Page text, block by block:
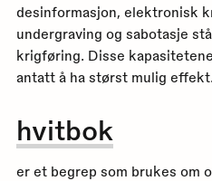
desinformasjon, elektronisk
undergraving og sabotasje
krigføring. Disse
antatt å ha størst mulig
hvitbok
er et begrep som brukes om